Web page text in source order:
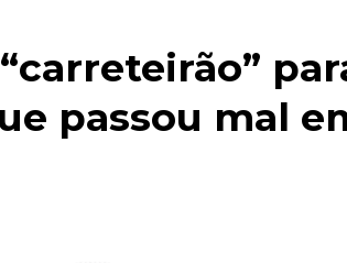
passou mal